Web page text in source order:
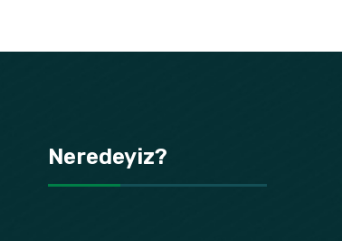
Neredeyiz?